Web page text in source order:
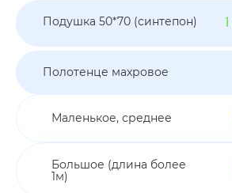
Подушка 50*70 (синтепон)
Полотенце махровое
Маленькое, среднее
Большое (длина более
1м)